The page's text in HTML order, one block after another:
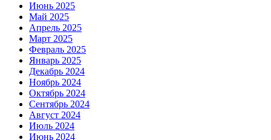
Июнь 2025
Май 2025
Апрель 2025
Март 2025
Февраль 2025
Январь 2025
Декабрь 2024
Ноябрь 2024
Октябрь 2024
Сентябрь 2024
Август 2024
Июль 2024
Июнь 2024